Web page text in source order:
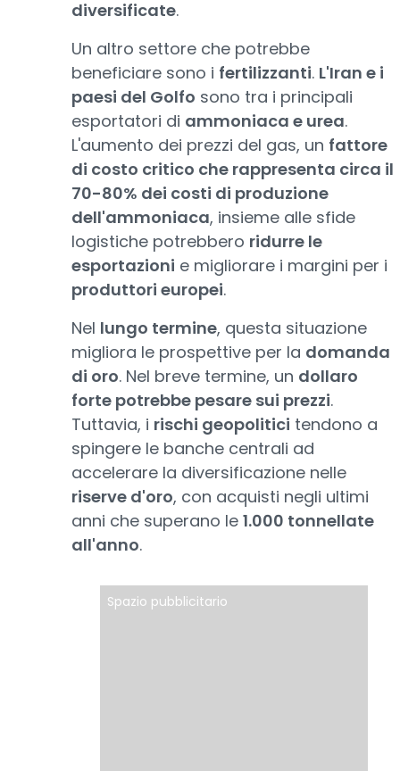
diversificate.
Un altro settore che potrebbe
beneficiare sono i fertilizzanti. L'Iran e i
paesi del Golfo sono tra i principali
esportatori di ammoniaca e urea.
L'aumento dei prezzi del gas, un fattore
di costo critico che rappresenta circa il
70-80% dei costi di produzione
dell'ammoniaca, insieme alle sfide
logistiche potrebbero ridurre le
esportazioni e migliorare i margini per i
produttori europei.
Nel lungo termine, questa situazione
migliora le prospettive per la domanda
di oro. Nel breve termine, un dollaro
forte potrebbe pesare sui prezzi.
Tuttavia, i rischi geopolitici tendono a
spingere le banche centrali ad
accelerare la diversificazione nelle
riserve d'oro, con acquisti negli ultimi
anni che superano le 1.000 tonnellate
all'anno.
Spazio pubblicitario